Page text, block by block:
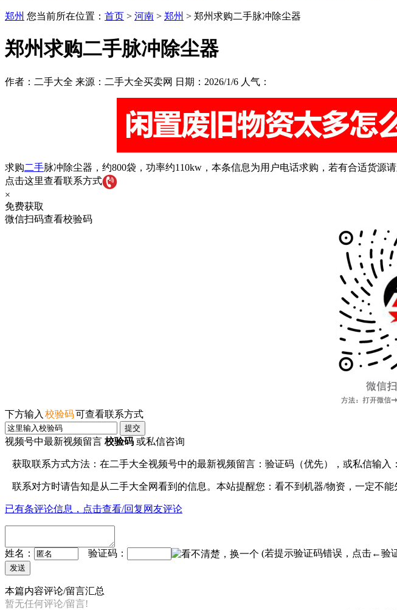
郑州 您当前所在位置： 首页 > 河南 > 郑州 > 郑州求购二手脉冲除尘器
郑州求购二手脉冲除尘器
作者：二手大全 来源：二手大全买卖网 日期：2026/1/6 人气：
求购二手脉冲除尘器，约800袋，功率约110kw，本条信息为用户电话求购，若有合适货源请
点击这里查看联系方式
×
免费获取
微信扫码查看校验码
下方输入 校验码可查看联系方式
提交
视频号中最新视频留言 校验码 或私信咨询
获取联系方式方法：在二手大全视频号中的最新视频留言： 验证码 （优先），或私信输
联系对方时请告知是从 二手大全网看到的信息。本站提醒您： 看不到机器/物资，一定不能
已有条评论信息，点击查看/回复网友评论
姓名： 验证码： (若提示验证码错误，点击←验
本篇内容评论/留言汇总
暂无任何评论/留言!